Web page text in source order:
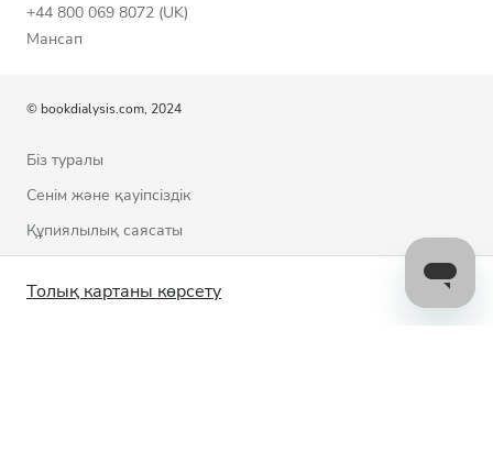
Толық картаны көрсету
+44 800 069 8072 (UK)
Мансап
© bookdialysis.com, 2024
Біз туралы
Сенім және қауіпсіздік
Құпиялылық саясаты
Cookie саясаты